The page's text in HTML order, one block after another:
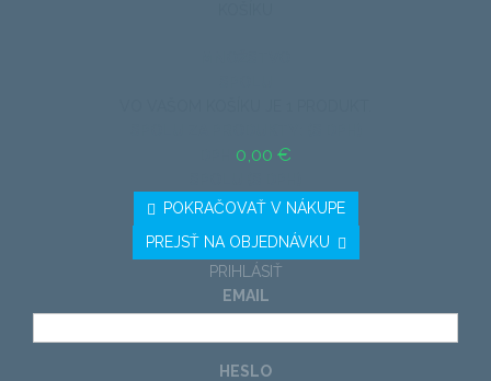
0,00 €
POKRAČOVAŤ V NÁKUPE
PREJSŤ NA OBJEDNÁVKU
PRIHLÁSIŤ
EMAIL
HESLO